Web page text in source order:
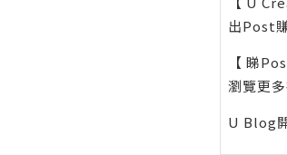
出Post
【 睇
瀏覽更
U Blog